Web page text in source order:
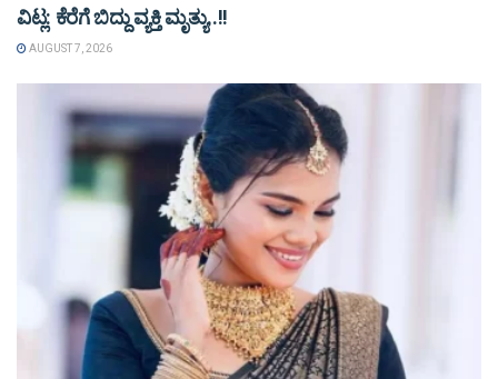
ವಿಟ್ಲ: ಕೆರೆಗೆ ಬಿದ್ದು ವ್ಯಕ್ತಿ ಮೃತ್ಯು..!!
AUGUST 7, 2026